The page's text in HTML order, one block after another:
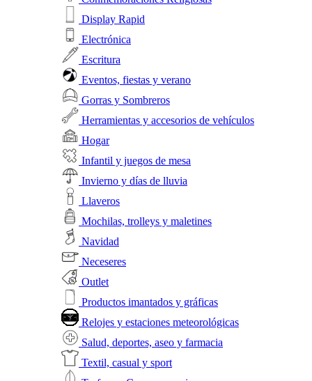
Display Rapid
Electrónica
Escritura
Eventos, fiestas y verano
Gorras y Sombreros
Herramientas y accesorios de vehículos
Hogar
Infantil y juegos de mesa
Invierno y días de lluvia
Llaveros
Mochilas, trolleys y maletines
Navidad
Neceseres
Outlet
Productos imantados y gráficas
Relojes y estaciones meteorológicas
Salud, deportes, aseo y farmacia
Textil, casual y sport